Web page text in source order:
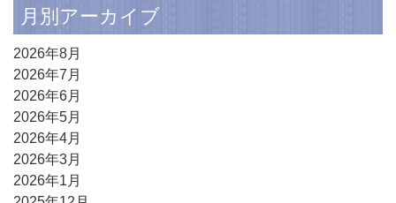
月別アーカイブ
2026年8月
2026年7月
2026年6月
2026年5月
2026年4月
2026年3月
2026年1月